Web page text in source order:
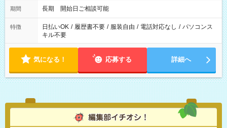
期間 長期 開始日ご相談可能
特徴 日払いOK / 履歴書不要 / 服装自由 / 電話対応なし / パソコンス
キル不要
気になる！ 応募する 詳細へ